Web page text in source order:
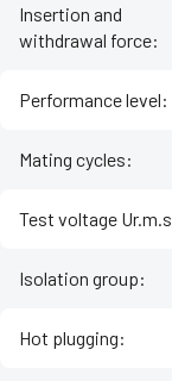
Insertion and
withdrawal force:
Performance level:
Mating cycles:
Test voltage
Isolation group:
Hot plugging: